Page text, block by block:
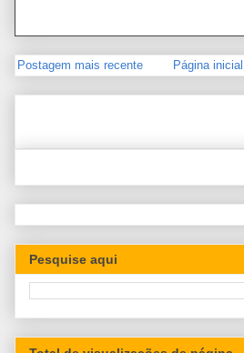
Postagem mais recente Página inicial
Pesquise aqui